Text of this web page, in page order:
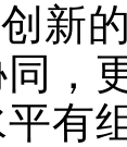
新
，
平有